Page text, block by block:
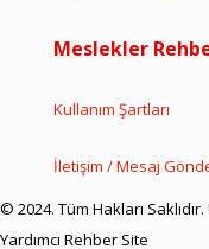
Meslekler
Kullanım Şartları
İletişim / Mesaj
© 2024. Tüm Hakları
Yardımcı Rehber Site